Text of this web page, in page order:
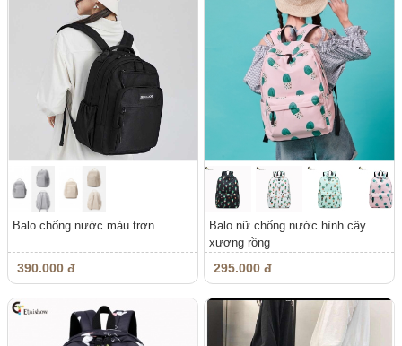
Balo chống nước màu trơn
390.000 đ
Balo nữ chống nước hình cây
xương rồng
295.000 đ